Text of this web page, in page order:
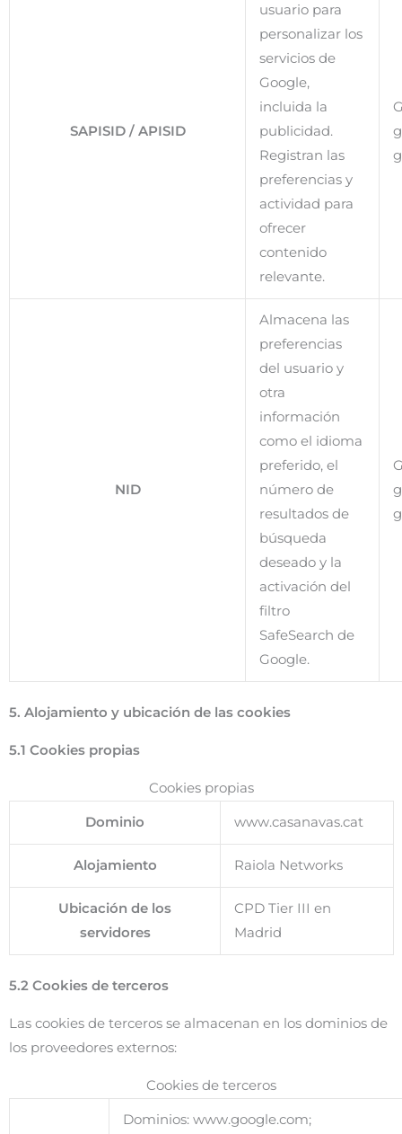
SAPISID / APISID
usuario para
personalizar los
servicios de
Google,
incluida la
publicidad.
Registran las
preferencias y
actividad para
ofrecer
contenido
relevante.
NID
Almacena las
preferencias
del usuario y
otra
información
como el idioma
preferido, el
número de
resultados de
búsqueda
deseado y la
activación del
filtro
SafeSearch de
Google.
5. Alojamiento y ubicación de las cookies
5.1 Cookies propias
Cookies propias
Dominio www.casanavas.cat
Alojamiento Raiola Networks
Ubicación de los
servidores
CPD Tier III en
Madrid
5.2 Cookies de terceros
Las cookies de terceros se almacenan en los dominios de
los proveedores externos:
Cookies de terceros
Dominios: www.google.com;